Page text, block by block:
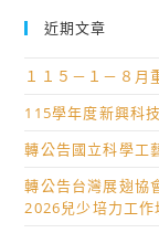
近期文章
１１５－１－８月
115學年度新興科
轉公告國立科學工
轉公告台灣展翅協
2026兒少培力工作